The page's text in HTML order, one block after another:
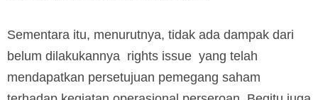
Sementara itu, menurutnya, tidak ada dampak dari
belum dilakukannya rights issue yang telah
mendapatkan persetujuan pemegang saham